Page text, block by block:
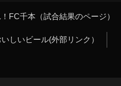
FC千本（試合結果のページ）
しいビール(外部リンク）